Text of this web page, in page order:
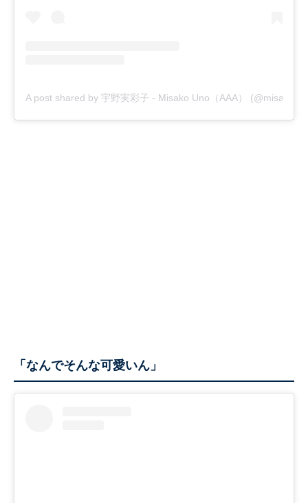
A post shared by 宇野実彩子 - Misako Uno（AAA）
「なんでそんな可愛いん」